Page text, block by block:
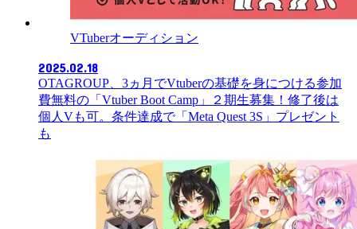
VTuberオーディション
2025.02.18
OTAGROUP、3ヵ月でVtuberの基礎を身につける参加
費無料の「Vtuber Boot Camp」２期生募集！修了後は
個人Vも可。条件達成で「Meta Quest 3S」プレゼント
も